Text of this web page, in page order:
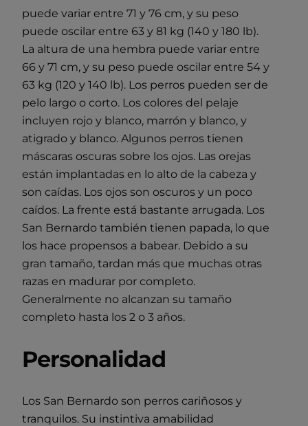
puede variar entre 71 y 76 cm, y su peso
puede oscilar entre 63 y 81 kg (140 y 180 lb).
La altura de una hembra puede variar entre
66 y 71 cm, y su peso puede oscilar entre 54 y
63 kg (120 y 140 lb). Los perros pueden ser de
pelo largo o corto. Los colores del pelaje
incluyen rojo y blanco, marrón y blanco, y
atigrado y blanco. Algunos perros tienen
máscaras oscuras sobre los ojos. Las orejas
están implantadas en lo alto de la cabeza y
son caídas. Los ojos son oscuros y un poco
caídos. La frente está bastante arrugada. Los
San Bernardo también tienen papada, lo que
los hace propensos a babear. Debido a su
gran tamaño, tardan más que muchas otras
razas en madurar por completo.
Generalmente no alcanzan su tamaño
completo hasta los 2 o 3 años.
Personalidad
Los San Bernardo son perros cariñosos y
tranquilos. Su instintiva amabilidad